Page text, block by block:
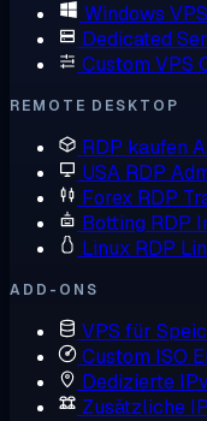
Windows VPS
Dedicated
Custom VPS
REMOTE DESKTOP
RDP kaufen
USA RDP
Forex RDP
Botting RDP
Linux RDP
ADD-ONS
VPS für
Custom ISO
Dedizierte
Zusätzliche